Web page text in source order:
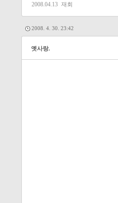
2008.04.13 재회
2008. 4. 30. 23:42
옛사랑.